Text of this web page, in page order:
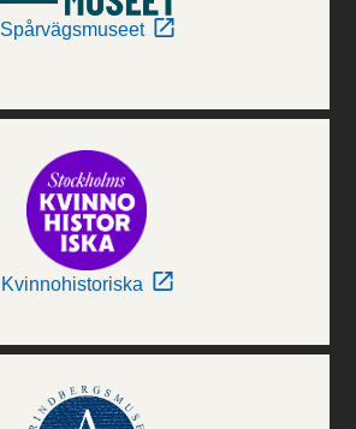
Spårvägsmuseet
Kvinnohistoriska